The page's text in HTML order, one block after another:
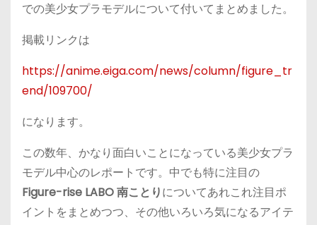
での美少女プラモデルについて付いてまとめました。
掲載リンクは
https://anime.eiga.com/news/column/figure_tr
end/109700/
になります。
この数年、かなり面白いことになっている美少女プラ
モデル中心のレポートです。中でも特に注目の
Figure-rise LABO 南ことりについてあれこれ注目ポ
イントをまとめつつ、その他いろいろ気になるアイテ